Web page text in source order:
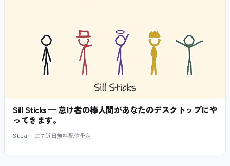
Sill Sticks — 怠け者の棒人間があなたのデスクトップにや
ってきます。
Steam にて近日無料配信予定